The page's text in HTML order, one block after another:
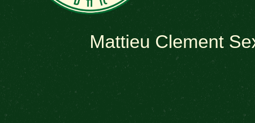
Mattieu Clement